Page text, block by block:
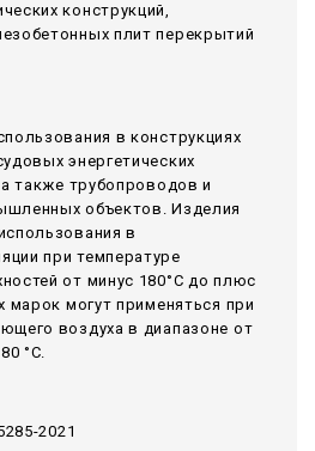
конструкций,
плит перекрытий
в конструкциях
энергетических
также трубопроводов и
объектов. Изделия
в
при температуре
от минус 180°С до плюс
марок могут применяться при
воздуха в диапазоне от
°С.
2021